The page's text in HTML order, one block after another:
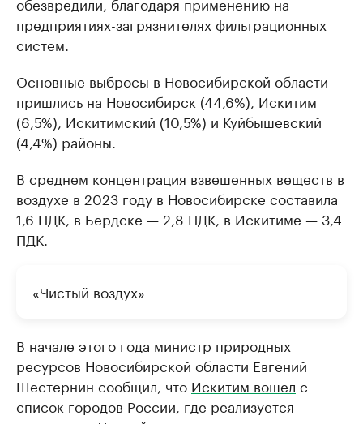
предприятиях-загрязнителях фильтрационных
систем.
Основные выбросы в Новосибирской области
пришлись на Новосибирск (44,6%), Искитим
(6,5%), Искитимский (10,5%) и Куйбышевский
(4,4%) районы.
В среднем концентрация взвешенных веществ в
воздухе в 2023 году в Новосибирске составила
1,6 ПДК, в Бердске — 2,8 ПДК, в Искитиме — 3,4
ПДК.
«Чистый воздух»
В начале этого года министр природных
ресурсов Новосибирской области Евгений
Шестернин сообщил, что Искитим вошел с
список городов России, где реализуется